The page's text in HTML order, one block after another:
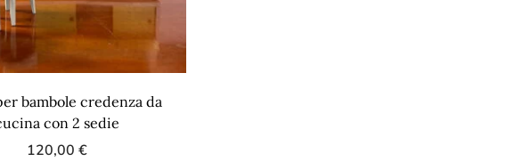
bambole credenza da
con 2 sedie
120,00 €